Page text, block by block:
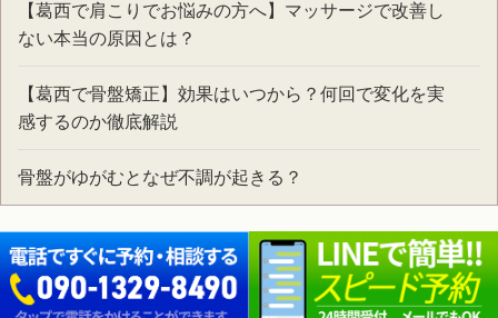
【葛西で肩こりでお悩みの方へ】マッサージで改善し
ない本当の原因とは？
【葛西で骨盤矯正】効果はいつから？何回で変化を実
感するのか徹底解説
骨盤がゆがむとなぜ不調が起きる？